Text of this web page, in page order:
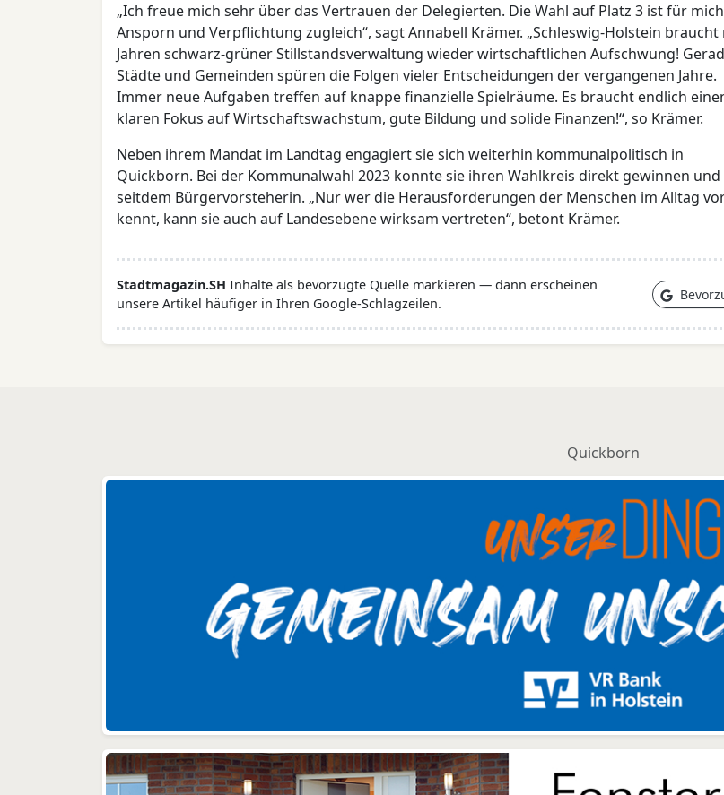
„Ich freue mich sehr über das Vertrauen der Delegierten. Die Wahl auf Platz 3 ist für mich
Ansporn und Verpﬂichtung zugleich“, sagt Annabell Krämer. „Schleswig-Holstein braucht
Jahren schwarz-grüner Stillstandsverwaltung wieder wirtschaftlichen Aufschwung!
Städte und Gemeinden spüren die Folgen vieler Entscheidungen der vergangenen Jahre.
Immer neue Aufgaben treffen auf knappe ﬁnanzielle Spielräume. Es braucht endlich
klaren Fokus auf Wirtschaftswachstum, gute Bildung und solide Finanzen!“, so Krämer.
Neben ihrem Mandat im Landtag engagiert sie sich weiterhin kommunalpolitisch in
Quickborn. Bei der Kommunalwahl 2023 konnte sie ihren Wahlkreis direkt gewinnen und
seitdem Bürgervorsteherin. „Nur wer die Herausforderungen der Menschen im Alltag
kennt, kann sie auch auf Landesebene wirksam vertreten“, betont Krämer.
Stadtmagazin.SH Inhalte als bevorzugte Quelle markieren — dann erscheinen
unsere Artikel häufiger in Ihren Google-Schlagzeilen.
Quickborn